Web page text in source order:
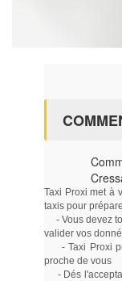
Taxi Proxi met à
taxis pour
- Vous devez
valider vos
- Taxi Proxi
proche de vous
- Dés